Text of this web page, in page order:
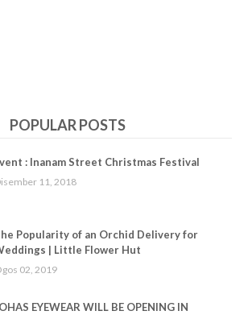
POPULAR POSTS
: Inanam Street Christmas Festival
11, 2018
Popularity of an Orchid Delivery for
| Little Flower Hut
02, 2019
EYEWEAR WILL BE OPENING IN